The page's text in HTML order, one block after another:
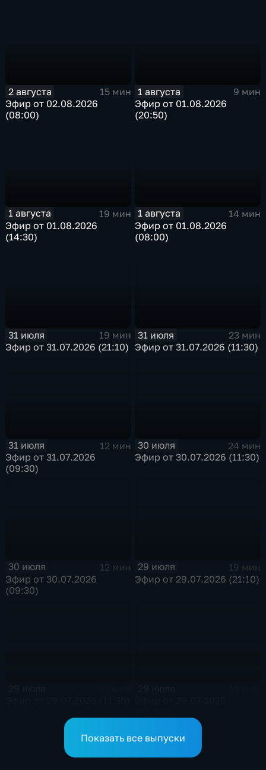
2 августа
15 мин
Эфир от 02.08.2026
(08:00)
1 августа
9 мин
Эфир от 01.08.2026
(20:50)
1 августа
19 мин
Эфир от 01.08.2026
(14:30)
1 августа
14 мин
Эфир от 01.08.2026
(08:00)
31 июля
19 мин
Эфир от 31.07.2026 (21:10)
31 июля
23 мин
Эфир от 31.07.2026 (11:30)
31 июля
12 мин
Эфир от 31.07.2026
(09:30)
30 июля
24 мин
Эфир от 30.07.2026 (11:30)
30 июля
12 мин
Эфир от 30.07.2026
(09:30)
29 июля
19 мин
Эфир от 29.07.2026 (21:10)
Показать все выпуски